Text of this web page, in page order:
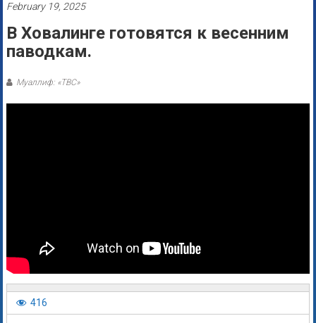
February 19, 2025
В Ховалинге готовятся к весенним
паводкам.
Муаллиф: «ТВС»
416